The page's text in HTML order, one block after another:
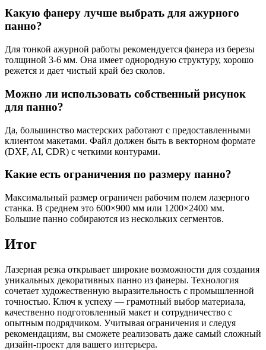
Какую фанеру лучше выбрать для ажурного
панно?
Для тонкой ажурной работы рекомендуется фанера из березы
толщиной 3-6 мм. Она имеет однородную структуру, хорошо
режется и дает чистый край без сколов.
Можно ли использовать собственный рисунок
для панно?
Да, большинство мастерских работают с предоставленными
клиентом макетами. Файл должен быть в векторном формате
(DXF, AI, CDR) с четкими контурами.
Какие есть ограничения по размеру панно?
Максимальный размер ограничен рабочим полем лазерного
станка. В среднем это 600×900 мм или 1200×2400 мм.
Большие панно собираются из нескольких сегментов.
Итог
Лазерная резка открывает широкие возможности для создания
уникальных декоративных панно из фанеры. Технология
сочетает художественную выразительность с промышленной
точностью. Ключ к успеху — грамотный выбор материала,
качественно подготовленный макет и сотрудничество с
опытным подрядчиком. Учитывая ограничения и следуя
рекомендациям, вы сможете реализовать даже самый сложный
дизайн-проект для вашего интерьера.